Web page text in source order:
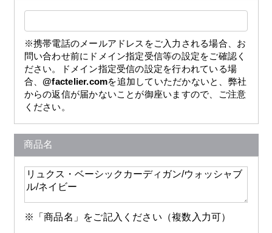
※携帯電話のメールアドレスをご入力される場合、お
問い合わせ前にドメイン指定受信等の設定をご確認く
ださい。ドメイン指定受信の設定を行われている場
合、@factelier.comを追加していただかないと、弊社
からの返信が届かないことが御座いますので、ご注意
ください。
商品名
※「商品名」をご記入ください（複数入力可）